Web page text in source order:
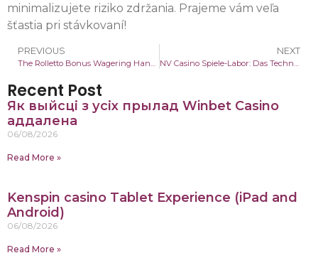
minimalizujete riziko zdržania. Prajeme vám veľa
šťastia pri stávkovaní!
PREVIOUS
The Rolletto Bonus Wagering Handbook: Unlocking & Troubleshooting with Pro Tips
NEXT
NV Casino Spiele-Labor: Das Technische Handbuch zu Anmeldung, RTP & Bonus-Wagering
Recent Post
Як выйсці з усіх прылад Winbet Casino
аддалена
06/08/2026
Read More »
Kenspin casino Tablet Experience (iPad and
Android)
06/08/2026
Read More »